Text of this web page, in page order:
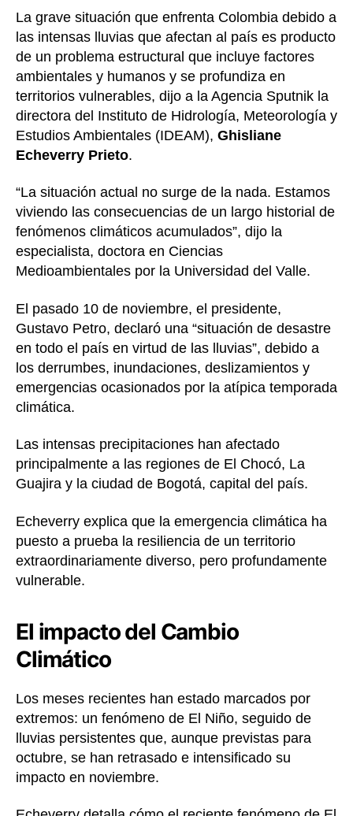
La grave situación que enfrenta Colombia debido a
las intensas lluvias que afectan al país es producto
de un problema estructural que incluye factores
ambientales y humanos y se profundiza en
territorios vulnerables, dijo a la Agencia Sputnik la
directora del Instituto de Hidrología, Meteorología y
Estudios Ambientales (IDEAM), Ghisliane
Echeverry Prieto.
“La situación actual no surge de la nada. Estamos
viviendo las consecuencias de un largo historial de
fenómenos climáticos acumulados”, dijo la
especialista, doctora en Ciencias
Medioambientales por la Universidad del Valle.
El pasado 10 de noviembre, el presidente,
Gustavo Petro, declaró una “situación de desastre
en todo el país en virtud de las lluvias”, debido a
los derrumbes, inundaciones, deslizamientos y
emergencias ocasionados por la atípica temporada
climática.
Las intensas precipitaciones han afectado
principalmente a las regiones de El Chocó, La
Guajira y la ciudad de Bogotá, capital del país.
Echeverry explica que la emergencia climática ha
puesto a prueba la resiliencia de un territorio
extraordinariamente diverso, pero profundamente
vulnerable.
El impacto del Cambio
Climático
Los meses recientes han estado marcados por
extremos: un fenómeno de El Niño, seguido de
lluvias persistentes que, aunque previstas para
octubre, se han retrasado e intensificado su
impacto en noviembre.